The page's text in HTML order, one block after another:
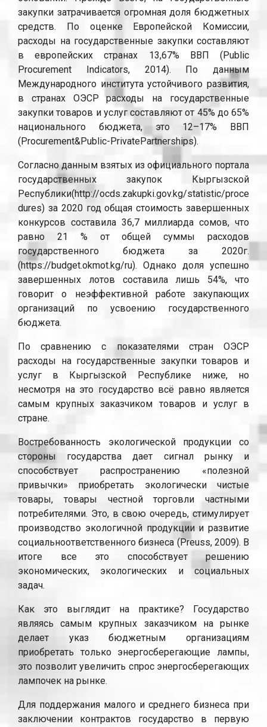
закупки затрачивается огромная доля бюджетных
средств. По оценке Европейской Комиссии,
расходы на государственные закупки составляют
в европейских странах 13,67% ВВП (Public
Procurement Indicators, 2014). По данным
Международного института устойчивого развития,
в странах ОЭСР расходы на государственные
закупки товаров и услуг составляют от 45% до 65%
национального бюджета, это 12–17% ВВП
(Procurement&Public-PrivatePartnerships).
Согласно данным взятых из официального портала
государственных закупок Кыргызской
Республики(http://ocds.zakupki.gov.kg/statistic/proce
dures) за 2020 год общая стоимость завершенных
конкурсов составила 36,7 миллиарда сомов, что
равно 21 % от общей суммы расходов
государственного бюджета за 2020г.
(https://budget.okmot.kg/ru). Однако доля успешно
завершенных лотов составила лишь 54%, что
говорит о неэффективной работе закупающих
организаций по усвоению государственного
бюджета.
По сравнению с показателями стран ОЭСР
расходы на государственные закупки товаров и
услуг в Кыргызской Республике ниже, но
несмотря на это государство всё равно является
самым крупных заказчиком товаров и услуг в
стране.
Востребованность экологической продукции со
стороны государства дает сигнал рынку и
способствует распространению «полезной
привычки» приобретать экологически чистые
товары, товары честной торговли частными
потребителями. Это, в свою очередь, стимулирует
производство экологичной продукции и развитие
социальноответственного бизнеса (Preuss, 2009). В
итоге все это способствует решению
экономических, экологических и социальных
задач.
Как это выглядит на практике? Государство
являясь самым крупных заказчиком на рынке
делает указ бюджетным организациям
приобретать только энергосберегающие лампы,
это позволит увеличить спрос энергосберегающих
лампочек на рынке.
Для поддержания малого и среднего бизнеса при
заключении контрактов государство в первую